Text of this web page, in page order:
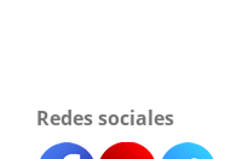
Redes sociales